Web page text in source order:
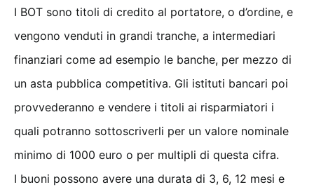
I BOT sono titoli di credito al portatore, o d’ordine, e
vengono venduti in grandi tranche, a intermediari
finanziari come ad esempio le banche, per mezzo di
un asta pubblica competitiva. Gli istituti bancari poi
provvederanno e vendere i titoli ai risparmiatori i
quali potranno sottoscriverli per un valore nominale
minimo di 1000 euro o per multipli di questa cifra.
I buoni possono avere una durata di 3, 6, 12 mesi e